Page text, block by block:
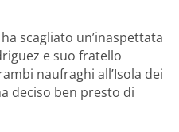
scagliato un’inaspettata
e suo fratello
naufraghi all’Isola dei
deciso ben presto di